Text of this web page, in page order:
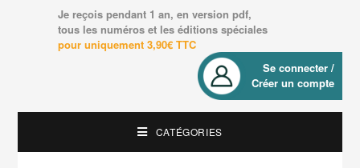
Je reçois pendant 1 an, en version pdf,
tous les numéros et les éditions spéciales
pour uniquement 3,90€ TTC
Se connecter /
Créer un compte
CATÉGORIES